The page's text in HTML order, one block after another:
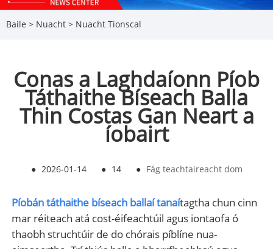
Baile > Nuacht > Nuacht Tionscal
Conas a Laghdaíonn Píob
Táthaithe Bíseach Balla
Thin Costas Gan Neart a
íobairt
● 2026-01-14 ● 14 ● Fág teachtaireacht dom
Píobán táthaithe bíseach ballaí tanaítagtha chun cinn
mar réiteach atá cost-éifeachtúil agus iontaofa ó
thaobh struchtúir de do chórais píblíne nua-